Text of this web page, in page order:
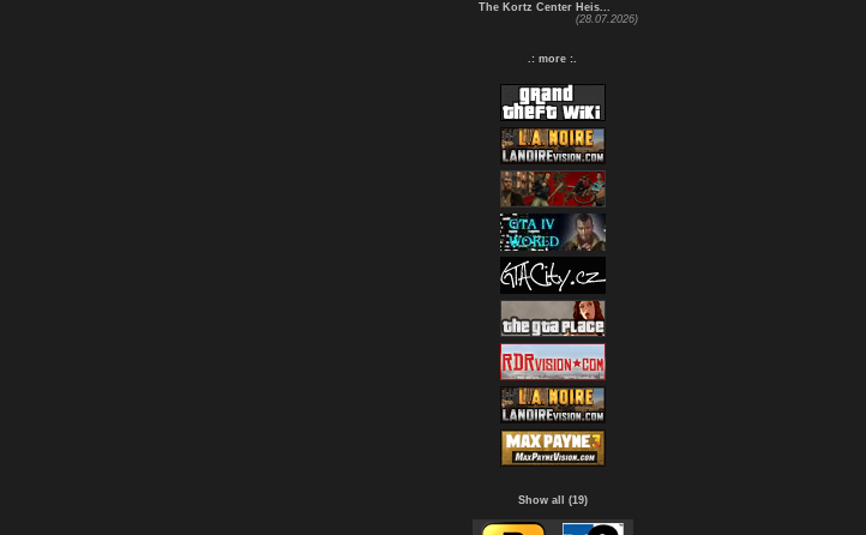
The Kortz Center Heis...
(28.07.2026)
.: more :.
Show all (19)